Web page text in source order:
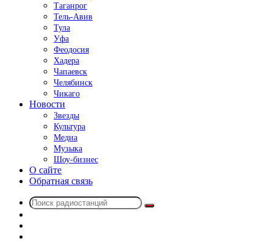
Таганрог
Тель-Авив
Тула
Уфа
Феодосия
Хадера
Чапаевск
Челябинск
Чикаго
Новости
Звезды
Культура
Медиа
Музыка
Шоу-бизнес
О сайте
Обратная связь
Поиск